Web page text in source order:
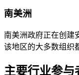
南美洲
南美洲政府正在创建
该地区的大多数组织
主要行业参与